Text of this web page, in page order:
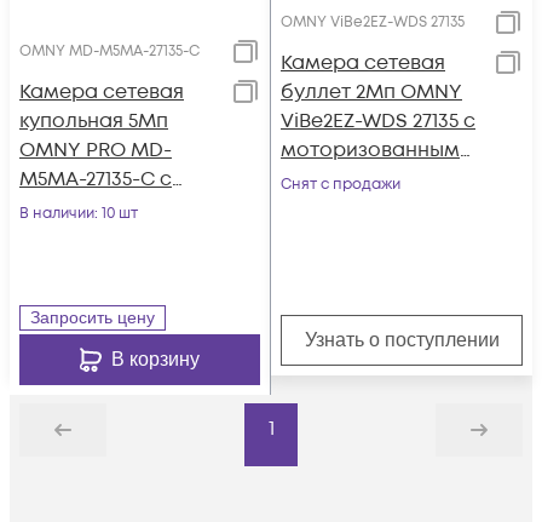
OMNY MD-M5MA-27135-C
Камера сетевая
купольная 5Мп
OMNY PRO MD-
M5MA-27135-C с
микрофоном
В наличии: 10 шт
Запросить цену
В корзину
OMNY ViBe2EZ-WDS 27135
Камера сетевая
буллет 2Мп OMNY
ViBe2EZ-WDS 27135 с
моторизованным
объективом
Снят с продажи
Узнать о поступлении
Назад
1
Дальше